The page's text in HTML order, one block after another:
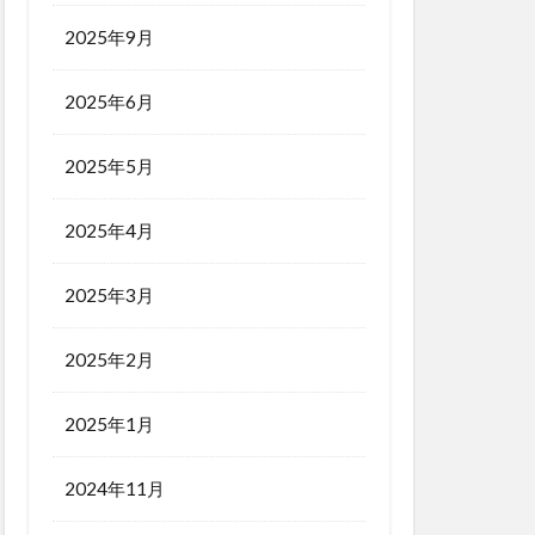
2025年9月
2025年6月
2025年5月
2025年4月
2025年3月
2025年2月
2025年1月
2024年11月